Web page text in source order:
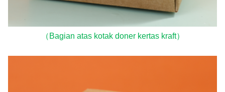
（Bagian atas kotak doner kertas kraft）